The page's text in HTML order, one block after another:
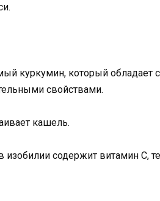
куркумин, который обладает
свойствами.
кашель.
изобилии содержит витамин С,